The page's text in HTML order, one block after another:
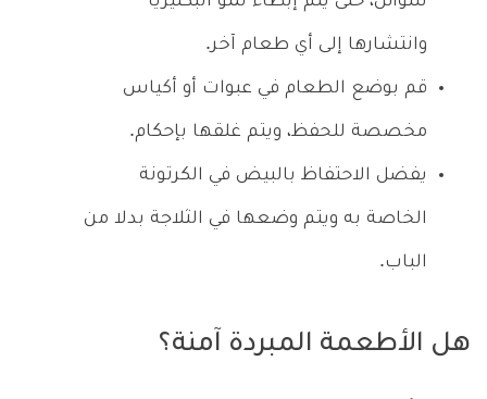
وانتشارها إلى أي طعام آخر.
قم بوضع الطعام في عبوات أو أكياس
مخصصة للحفظ، ويتم غلقها بإحكام.
يفضل الاحتفاظ بالبيض في الكرتونة
الخاصة به ويتم وضعها في الثلاجة بدلا من
الباب.
هل الأطعمة المبردة آمنة؟